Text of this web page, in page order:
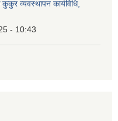
व्यवस्थापन कार्यविधि,
- 10:43